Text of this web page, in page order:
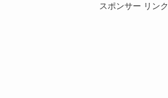
スポンサー リンク